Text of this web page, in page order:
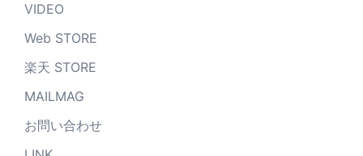
VIDEO
Web STORE
楽天 STORE
MAILMAG
お問い合わせ